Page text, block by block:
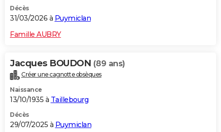
GUIDES D'ACHAT
Carte de Noël
Carte Bonne année
Carte Saint-Valentin
Carte Pâques
Carte d'anniversaire
DICTIONNAIRE
Dictionnaire
Biographies
Citations
Expressions
Proverbes
PROGRAMME TV
S'inscrire
Se connecter
Lycées
Collèges
Primaires
Universités
Entreprises
Service militaire
Avis de recherche
AVIS DE DÉCÈS
Décès
31/03/2026 à Puymiclan
Famille AUBRY
Jacques BOUDON (89 ans)
Créer une cagnotte obsèques
Naissance
13/10/1935 à Taillebourg
Décès
29/07/2025 à Puymiclan